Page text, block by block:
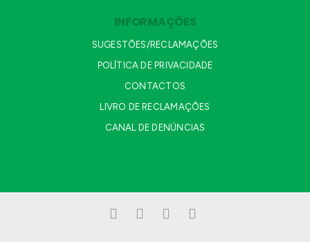
INFORMAÇÕES
SUGESTÕES/RECLAMAÇÕES
POLÍTICA DE PRIVACIDADE
CONTACTOS
LIVRO DE RECLAMAÇÕES
CANAL DE DENÚNCIAS